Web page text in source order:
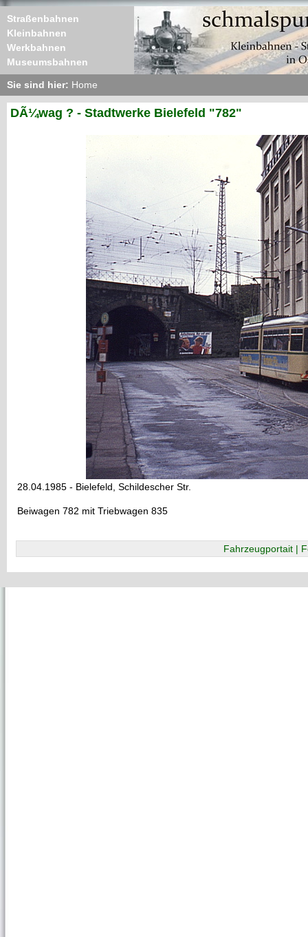
Straßenbahnen
Kleinbahnen
Werkbahnen
Museumsbahnen
Sie sind hier: Home
DÃ¼wag ? - Stadtwerke Bielefeld "782"
28.04.1985 - Bielefeld, Schildescher Str.
Beiwagen 782 mit Triebwagen 835
Fahrzeugportait |